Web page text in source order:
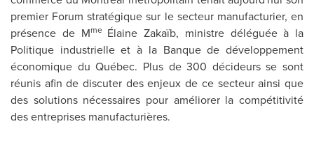
premier Forum stratégique sur le secteur manufacturier, en
présence de Mme Élaine Zakaïb, ministre déléguée à la
Politique industrielle et à la Banque de développement
économique du Québec. Plus de 300 décideurs se sont
réunis afin de discuter des enjeux de ce secteur ainsi que
des solutions nécessaires pour améliorer la compétitivité
des entreprises manufacturières.